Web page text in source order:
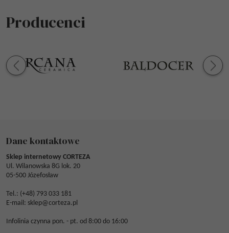
Producenci
Dane kontaktowe
Sklep internetowy CORTEZA
Ul. Wilanowska 8G lok. 20
05-500 Józefosław
Tel.: (+48) 793 033 181
E-mail: sklep@corteza.pl
Infolinia czynna pon. - pt. od 8:00 do 16:00